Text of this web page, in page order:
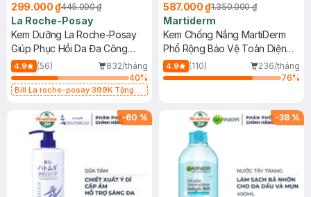
299.000 ₫445.000 ₫
La Roche-Posay
Kem Dưỡng La Roche-Posay
Giúp Phục Hồi Da Đa Công
Dụng 40ml
4.9 (56)
832/tháng
40%
Bill La roche-posay 399K Tặng
(SL có hạn)
587.000 ₫1.350.000 ₫
Martiderm
Kem Chống Nắng MartiDerm
Phổ Rộng Bảo Vệ Toàn Diện
40ml
4.9 (110)
236/tháng
76%
-60 % -38 %